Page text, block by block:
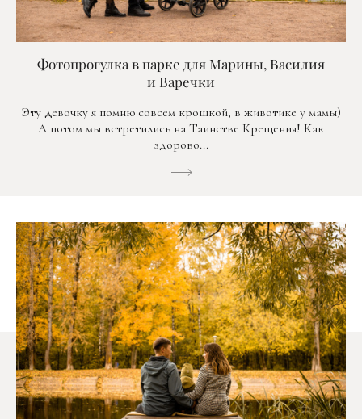
Фотопрогулка в парке для Марины, Василия
и Варечки
Эту девочку я помню совсем крошкой, в животике у мамы)
А потом мы встретились на Таинстве Крещения! Как
здорово...